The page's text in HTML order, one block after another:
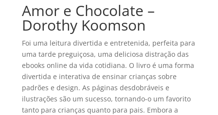
Amor e Chocolate –
Dorothy Koomson
Foi uma leitura divertida e entretenida, perfeita para
uma tarde preguiçosa, uma deliciosa distração das
ebooks online da vida cotidiana. O livro é uma forma
divertida e interativa de ensinar crianças sobre
padrões e design. As páginas desdobráveis e
ilustrações são um sucesso, tornando-o um favorito
tanto para crianças quanto para pais. Embora a